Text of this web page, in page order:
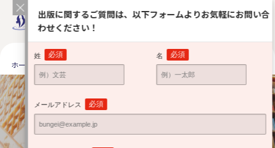
ホーム 出版をお考えの方へ 安心サポート 全国の提携有力書店
全国の提携有力書店
出版に関するご質問は、以下フォームよりお気軽にお問い合
わせください！
姓 必須 名 必須
メールアドレス 必須